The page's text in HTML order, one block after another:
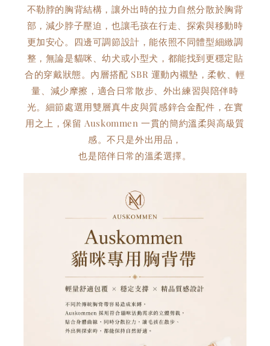
不勒脖的胸背結構，讓外出時的拉力自然分散於胸背
部，減少脖子壓迫，也讓毛孩在行走、探索與移動時
更加安心。四邊可調節設計，能依照不同體型細緻調
整，無論是貓咪、幼犬或小型犬，都能找到更穩定貼
合的穿戴狀態。內層搭配 SBR 運動內襯墊，柔軟、輕
量、減少摩擦，適合日常散步、外出練習與陪伴時
光。細節處選用雙層真牛皮與質感鋅合金配件，在實
用之上，保留 Auskommen 一貫的簡約溫柔與高級質
感。不只是外出用品，
也是陪伴日常的溫柔選擇。